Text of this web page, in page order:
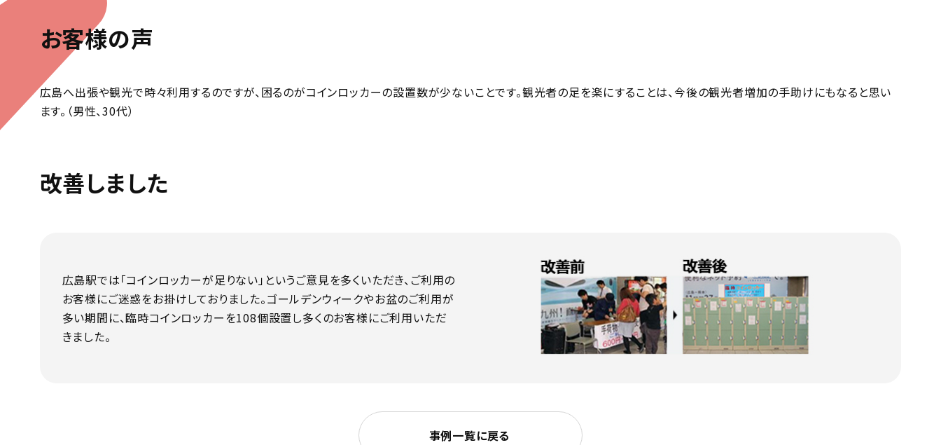
お客様の声
広島へ出張や観光で時々利用するのですが、困るのがコインロッカーの設置数が少ないことです。観光者の足を楽にすることは、今後の観光者増加の手助けにもなると思い
ます。（男性、30代）
改善しました
広島駅では「コインロッカーが足りない」というご意見を多くいただき、ご利用の
お客様にご迷惑をお掛けしておりました。ゴールデンウィークやお盆のご利用が
多い期間に、臨時コインロッカーを108個設置し多くのお客様にご利用いただ
きました。
事例一覧に戻る